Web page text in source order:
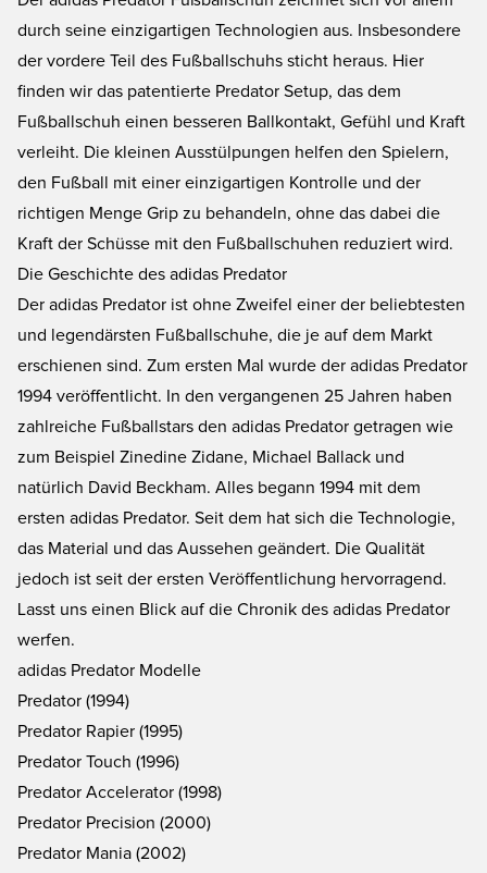
durch seine einzigartigen Technologien aus. Insbesondere
der vordere Teil des Fußballschuhs sticht heraus. Hier
finden wir das patentierte Predator Setup, das dem
Fußballschuh einen besseren Ballkontakt, Gefühl und Kraft
verleiht. Die kleinen Ausstülpungen helfen den Spielern,
den Fußball mit einer einzigartigen Kontrolle und der
richtigen Menge Grip zu behandeln, ohne das dabei die
Kraft der Schüsse mit den Fußballschuhen reduziert wird.
Die Geschichte des adidas Predator
Der adidas Predator ist ohne Zweifel einer der beliebtesten
und legendärsten Fußballschuhe, die je auf dem Markt
erschienen sind. Zum ersten Mal wurde der adidas Predator
1994 veröffentlicht. In den vergangenen 25 Jahren haben
zahlreiche Fußballstars den adidas Predator getragen wie
zum Beispiel Zinedine Zidane, Michael Ballack und
natürlich David Beckham. Alles begann 1994 mit dem
ersten adidas Predator. Seit dem hat sich die Technologie,
das Material und das Aussehen geändert. Die Qualität
jedoch ist seit der ersten Veröffentlichung hervorragend.
Lasst uns einen Blick auf die Chronik des adidas Predator
werfen.
adidas Predator Modelle
Predator (1994)
Predator Rapier (1995)
Predator Touch (1996)
Predator Accelerator (1998)
Predator Precision (2000)
Predator Mania (2002)